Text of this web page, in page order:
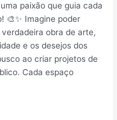
paixão que guia cada
🎨✨ Imagine poder
obra de arte,
e os desejos dos
ao criar projetos de
Cada espaço